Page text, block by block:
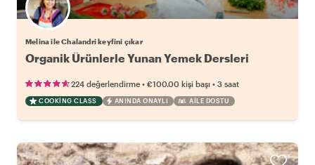
Melina ile Chalandri keyfini çıkar
Organik Ürünlerle Yunan Yemek Dersleri
224 değerlendirme • €100.00 kişi başı • 3 saat
COOKING CLASS ANINDA ONAYLI AILE DOSTU